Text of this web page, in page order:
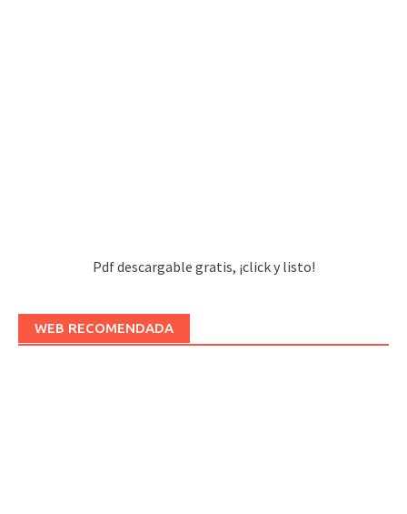
Pdf descargable gratis, ¡click y listo!
WEB RECOMENDADA